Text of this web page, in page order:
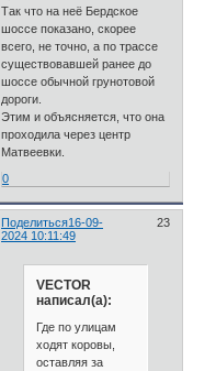
Так что на неё Бердское
шоссе показано, скорее
всего, не точно, а по трассе
существовавшей ранее до
шоссе обычной грунотовой
дороги.
Этим и объясняется, что она
проходила через центр
Матвеевки.
0
Поделиться 23
16-09-
2024 10:11:49
VECTOR
написал(а):
Где по улицам
ходят коровы,
оставляя за